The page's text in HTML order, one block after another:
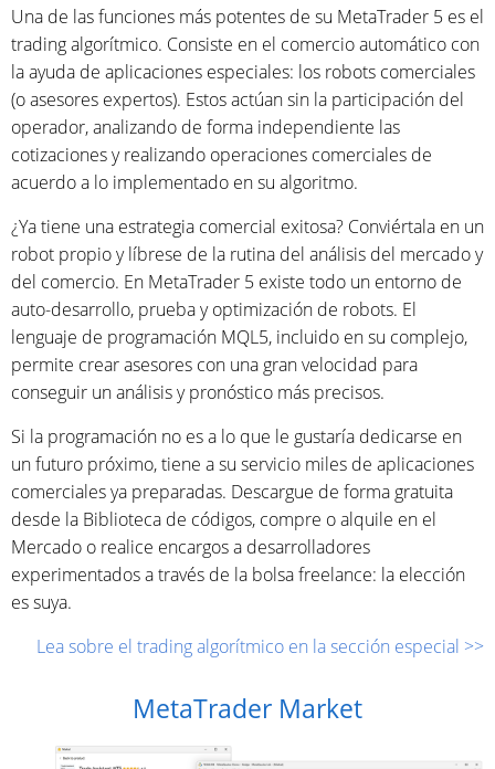
Una de las funciones más potentes de su MetaTrader 5 es el
trading algorítmico. Consiste en el comercio automático con
la ayuda de aplicaciones especiales: los robots comerciales
(o asesores expertos). Estos actúan sin la participación del
operador, analizando de forma independiente las
cotizaciones y realizando operaciones comerciales de
acuerdo a lo implementado en su algoritmo.
¿Ya tiene una estrategia comercial exitosa? Conviértala en un
robot propio y líbrese de la rutina del análisis del mercado y
del comercio. En MetaTrader 5 existe todo un entorno de
auto-desarrollo, prueba y optimización de robots. El
lenguaje de programación MQL5, incluido en su complejo,
permite crear asesores con una gran velocidad para
conseguir un análisis y pronóstico más precisos.
Si la programación no es a lo que le gustaría dedicarse en
un futuro próximo, tiene a su servicio miles de aplicaciones
comerciales ya preparadas. Descargue de forma gratuita
desde la Biblioteca de códigos, compre o alquile en el
Mercado o realice encargos a desarrolladores
experimentados a través de la bolsa freelance: la elección
es suya.
Lea sobre el trading algorítmico en la sección especial >>
MetaTrader Market